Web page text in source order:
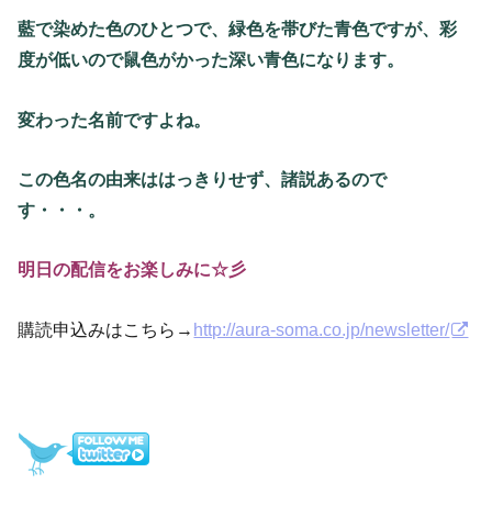
藍で染めた色のひとつで、緑色を帯びた青色ですが、彩
度が低いので鼠色がかった深い青色になります。
変わった名前ですよね。
この色名の由来ははっきりせず、諸説あるので
す・・・。
明日の配信をお楽しみに☆彡
購読申込みはこちら→ http://aura-soma.co.jp/newsletter/